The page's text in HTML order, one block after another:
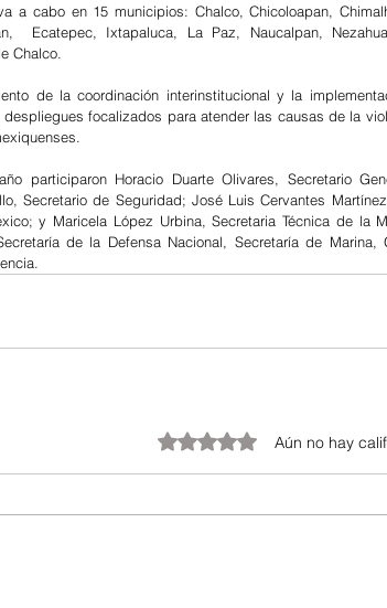
a cabo en 15 municipios: Chalco, Chicoloapan,
Ecatepec, Ixtapaluca, La Paz, Naucalpan,
Chalco.
de la coordinación interinstitucional y la
focalizados para atender las causas de la
participaron Horacio Duarte Olivares, Secretario
Secretario de Seguridad; José Luis Cervantes
y Maricela López Urbina, Secretaria Técnica de la
de la Defensa Nacional, Secretaría de Marina,
Obtuvo 0 de 5 estrellas.Aún no hay